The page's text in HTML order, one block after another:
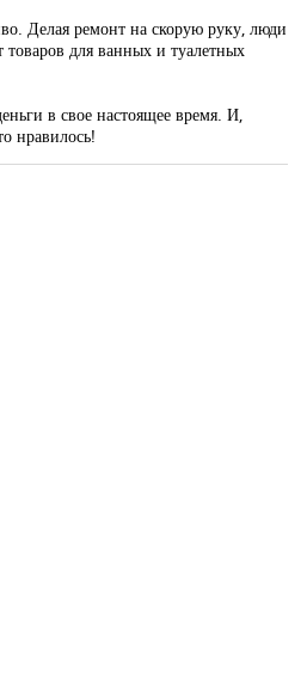
Делая ремонт на скорую руку, люди
для ванных и туалетных
в свое настоящее время. И,
нравилось!